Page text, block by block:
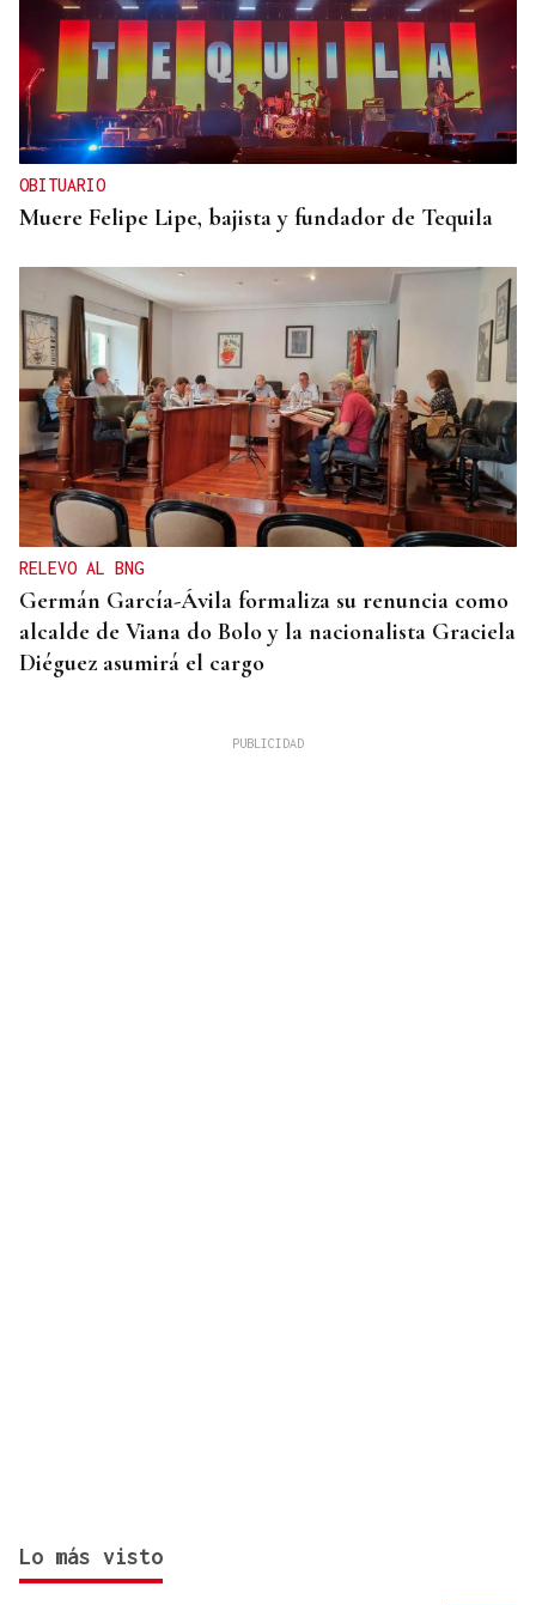
OBITUARIO
Muere Felipe Lipe, bajista y fundador de Tequila
RELEVO AL BNG
Germán García-Ávila formaliza su renuncia como
alcalde de Viana do Bolo y la nacionalista Graciela
Diéguez asumirá el cargo
Lo más visto